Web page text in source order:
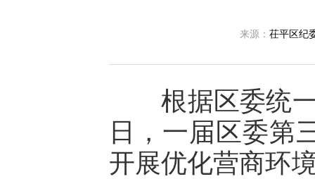
来源： 茌平区纪
根据区委统一
日，一届区委第
开展优化营商环